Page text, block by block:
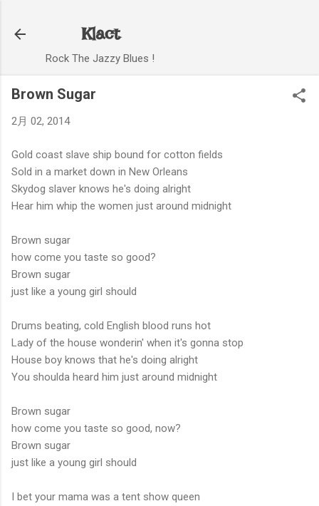
Klact
Rock The Jazzy Blues !
Brown Sugar
2月 02, 2014
Gold coast slave ship bound for cotton fields
Sold in a market down in New Orleans
Skydog slaver knows he's doing alright
Hear him whip the women just around midnight
Brown sugar
how come you taste so good?
Brown sugar
just like a young girl should
Drums beating, cold English blood runs hot
Lady of the house wonderin' when it's gonna stop
House boy knows that he's doing alright
You shoulda heard him just around midnight
Brown sugar
how come you taste so good, now?
Brown sugar
just like a young girl should
I bet your mama was a tent show queen